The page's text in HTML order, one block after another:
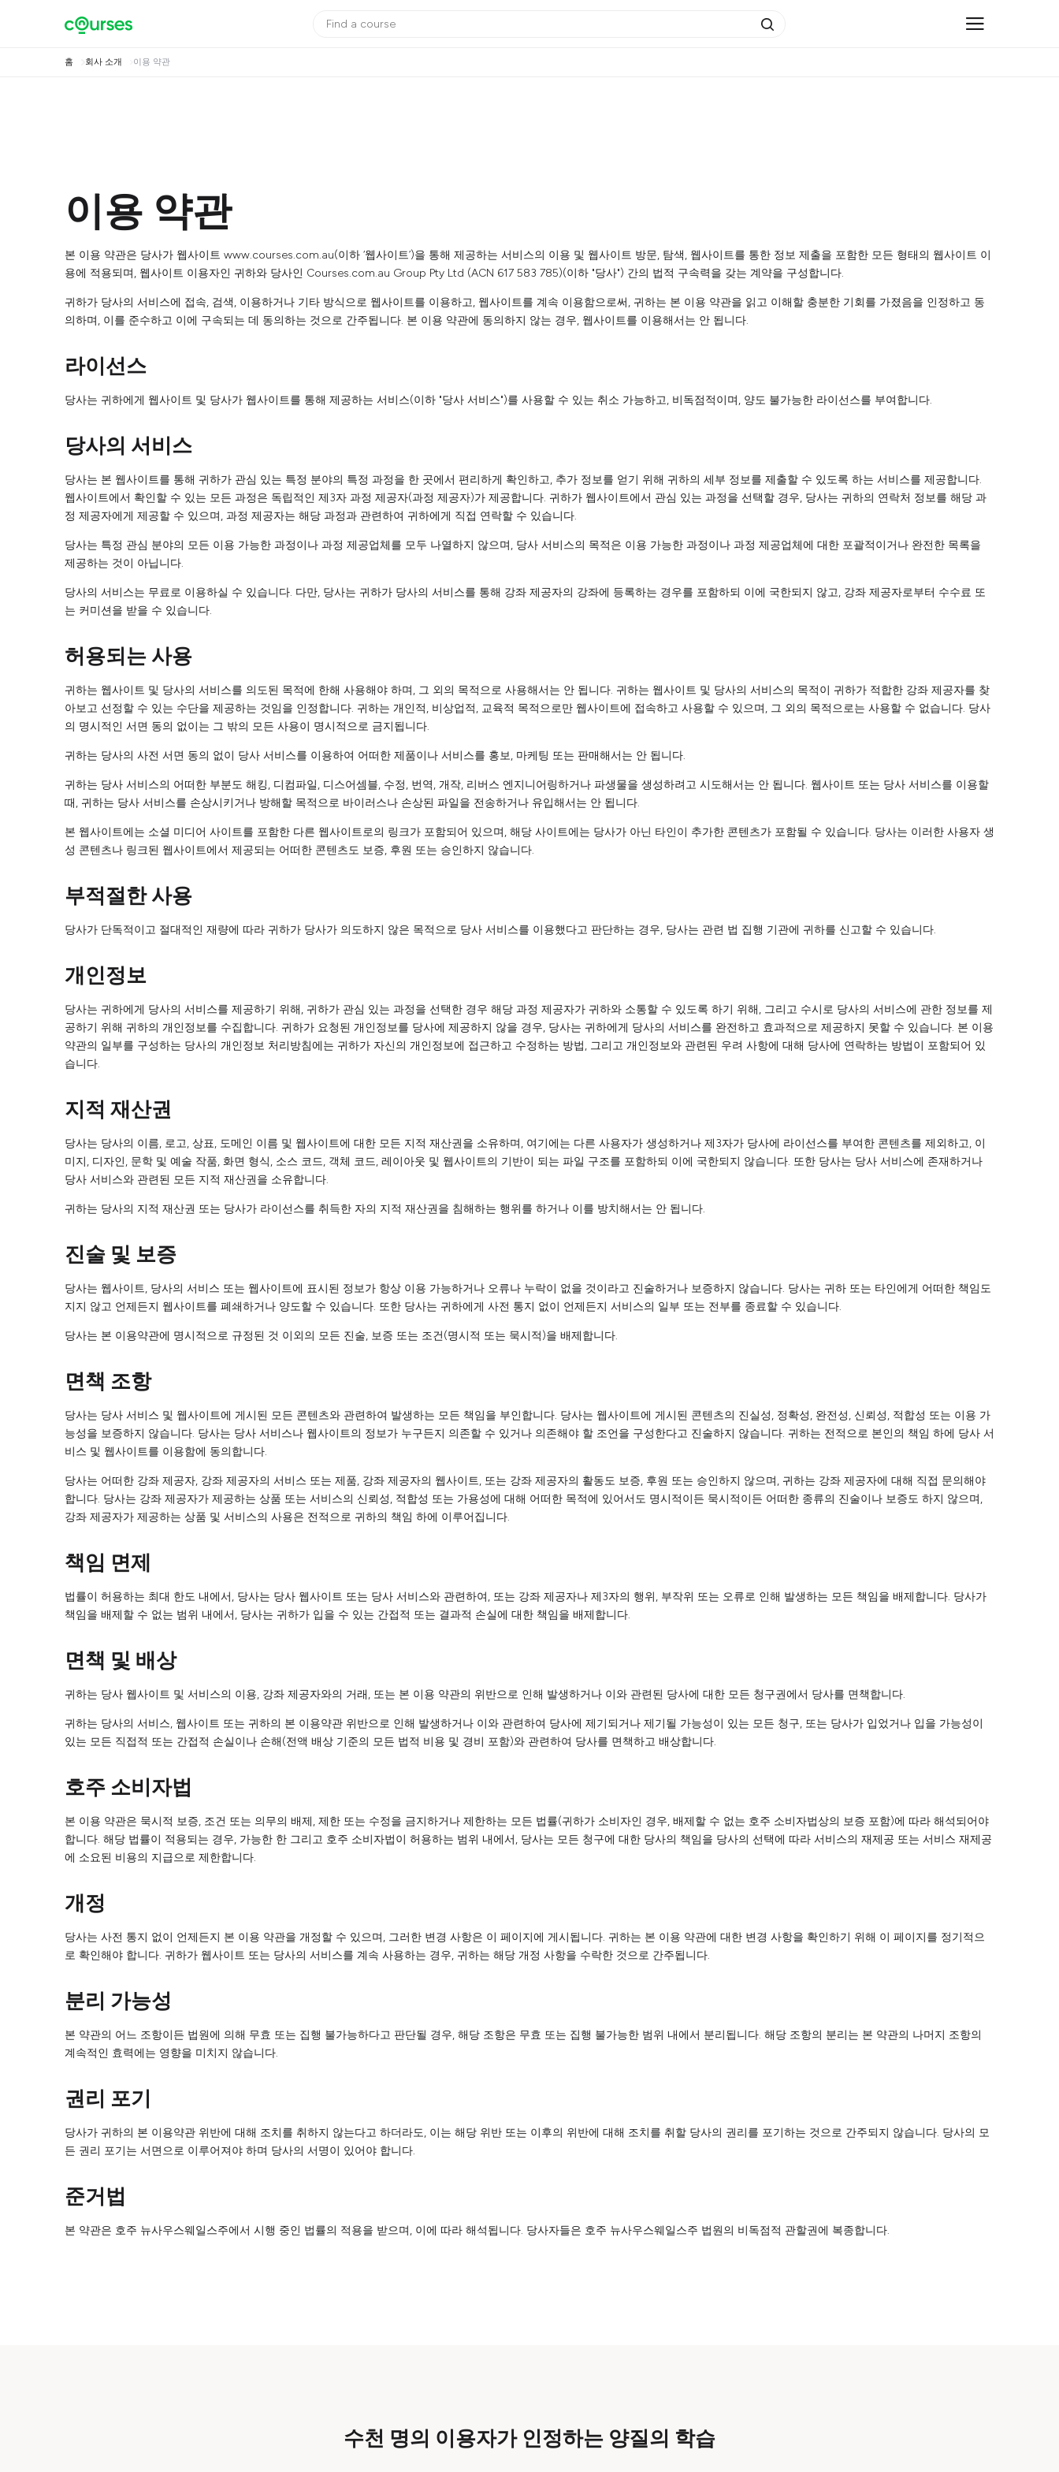
홈 회사 소개 이용 약관
이용 약관
본 이용 약관은 당사가 웹사이트 www.courses.com.au(이하 ‘웹사이트’)을 통해 제공하는 서비스의 이용 및 웹사이트 방문, 탐색, 웹사이트를 통한 정보 제출을 포함한 모든 형태의 웹사이트 이
용에 적용되며, 웹사이트 이용자인 귀하와 당사인 Courses.com.au Group Pty Ltd (ACN 617 583 785)(이하 "당사") 간의 법적 구속력을 갖는 계약을 구성합니다.
귀하가 당사의 서비스에 접속, 검색, 이용하거나 기타 방식으로 웹사이트를 이용하고, 웹사이트를 계속 이용함으로써, 귀하는 본 이용 약관을 읽고 이해할 충분한 기회를 가졌음을 인정하고 동
의하며, 이를 준수하고 이에 구속되는 데 동의하는 것으로 간주됩니다. 본 이용 약관에 동의하지 않는 경우, 웹사이트를 이용해서는 안 됩니다.
라이선스
당사는 귀하에게 웹사이트 및 당사가 웹사이트를 통해 제공하는 서비스(이하 "당사 서비스")를 사용할 수 있는 취소 가능하고, 비독점적이며, 양도 불가능한 라이선스를 부여합니다.
당사의 서비스
당사는 본 웹사이트를 통해 귀하가 관심 있는 특정 분야의 특정 과정을 한 곳에서 편리하게 확인하고, 추가 정보를 얻기 위해 귀하의 세부 정보를 제출할 수 있도록 하는 서비스를 제공합니다.
웹사이트에서 확인할 수 있는 모든 과정은 독립적인 제3자 과정 제공자(과정 제공자)가 제공합니다. 귀하가 웹사이트에서 관심 있는 과정을 선택할 경우, 당사는 귀하의 연락처 정보를 해당 과
정 제공자에게 제공할 수 있으며, 과정 제공자는 해당 과정과 관련하여 귀하에게 직접 연락할 수 있습니다.
당사는 특정 관심 분야의 모든 이용 가능한 과정이나 과정 제공업체를 모두 나열하지 않으며, 당사 서비스의 목적은 이용 가능한 과정이나 과정 제공업체에 대한 포괄적이거나 완전한 목록을
제공하는 것이 아닙니다.
당사의 서비스는 무료로 이용하실 수 있습니다. 다만, 당사는 귀하가 당사의 서비스를 통해 강좌 제공자의 강좌에 등록하는 경우를 포함하되 이에 국한되지 않고, 강좌 제공자로부터 수수료 또
는 커미션을 받을 수 있습니다.
허용되는 사용
귀하는 웹사이트 및 당사의 서비스를 의도된 목적에 한해 사용해야 하며, 그 외의 목적으로 사용해서는 안 됩니다. 귀하는 웹사이트 및 당사의 서비스의 목적이 귀하가 적합한 강좌 제공자를 찾
아보고 선정할 수 있는 수단을 제공하는 것임을 인정합니다. 귀하는 개인적, 비상업적, 교육적 목적으로만 웹사이트에 접속하고 사용할 수 있으며, 그 외의 목적으로는 사용할 수 없습니다. 당사
의 명시적인 서면 동의 없이는 그 밖의 모든 사용이 명시적으로 금지됩니다.
귀하는 당사의 사전 서면 동의 없이 당사 서비스를 이용하여 어떠한 제품이나 서비스를 홍보, 마케팅 또는 판매해서는 안 됩니다.
귀하는 당사 서비스의 어떠한 부분도 해킹, 디컴파일, 디스어셈블, 수정, 번역, 개작, 리버스 엔지니어링하거나 파생물을 생성하려고 시도해서는 안 됩니다. 웹사이트 또는 당사 서비스를 이용할
때, 귀하는 당사 서비스를 손상시키거나 방해할 목적으로 바이러스나 손상된 파일을 전송하거나 유입해서는 안 됩니다.
본 웹사이트에는 소셜 미디어 사이트를 포함한 다른 웹사이트로의 링크가 포함되어 있으며, 해당 사이트에는 당사가 아닌 타인이 추가한 콘텐츠가 포함될 수 있습니다. 당사는 이러한 사용자 생
성 콘텐츠나 링크된 웹사이트에서 제공되는 어떠한 콘텐츠도 보증, 후원 또는 승인하지 않습니다.
부적절한 사용
당사가 단독적이고 절대적인 재량에 따라 귀하가 당사가 의도하지 않은 목적으로 당사 서비스를 이용했다고 판단하는 경우, 당사는 관련 법 집행 기관에 귀하를 신고할 수 있습니다.
개인정보
당사는 귀하에게 당사의 서비스를 제공하기 위해, 귀하가 관심 있는 과정을 선택한 경우 해당 과정 제공자가 귀하와 소통할 수 있도록 하기 위해, 그리고 수시로 당사의 서비스에 관한 정보를 제
공하기 위해 귀하의 개인정보를 수집합니다. 귀하가 요청된 개인정보를 당사에 제공하지 않을 경우, 당사는 귀하에게 당사의 서비스를 완전하고 효과적으로 제공하지 못할 수 있습니다. 본 이용
약관의 일부를 구성하는 당사의 개인정보 처리방침에는 귀하가 자신의 개인정보에 접근하고 수정하는 방법, 그리고 개인정보와 관련된 우려 사항에 대해 당사에 연락하는 방법이 포함되어 있
습니다.
지적 재산권
당사는 당사의 이름, 로고, 상표, 도메인 이름 및 웹사이트에 대한 모든 지적 재산권을 소유하며, 여기에는 다른 사용자가 생성하거나 제3자가 당사에 라이선스를 부여한 콘텐츠를 제외하고, 이
미지, 디자인, 문학 및 예술 작품, 화면 형식, 소스 코드, 객체 코드, 레이아웃 및 웹사이트의 기반이 되는 파일 구조를 포함하되 이에 국한되지 않습니다. 또한 당사는 당사 서비스에 존재하거나
당사 서비스와 관련된 모든 지적 재산권을 소유합니다.
귀하는 당사의 지적 재산권 또는 당사가 라이선스를 취득한 자의 지적 재산권을 침해하는 행위를 하거나 이를 방치해서는 안 됩니다.
진술 및 보증
당사는 웹사이트, 당사의 서비스 또는 웹사이트에 표시된 정보가 항상 이용 가능하거나 오류나 누락이 없을 것이라고 진술하거나 보증하지 않습니다. 당사는 귀하 또는 타인에게 어떠한 책임도
지지 않고 언제든지 웹사이트를 폐쇄하거나 양도할 수 있습니다. 또한 당사는 귀하에게 사전 통지 없이 언제든지 서비스의 일부 또는 전부를 종료할 수 있습니다.
당사는 본 이용약관에 명시적으로 규정된 것 이외의 모든 진술, 보증 또는 조건(명시적 또는 묵시적)을 배제합니다.
면책 조항
당사는 당사 서비스 및 웹사이트에 게시된 모든 콘텐츠와 관련하여 발생하는 모든 책임을 부인합니다. 당사는 웹사이트에 게시된 콘텐츠의 진실성, 정확성, 완전성, 신뢰성, 적합성 또는 이용 가
능성을 보증하지 않습니다. 당사는 당사 서비스나 웹사이트의 정보가 누구든지 의존할 수 있거나 의존해야 할 조언을 구성한다고 진술하지 않습니다. 귀하는 전적으로 본인의 책임 하에 당사 서
비스 및 웹사이트를 이용함에 동의합니다.
당사는 어떠한 강좌 제공자, 강좌 제공자의 서비스 또는 제품, 강좌 제공자의 웹사이트, 또는 강좌 제공자의 활동도 보증, 후원 또는 승인하지 않으며, 귀하는 강좌 제공자에 대해 직접 문의해야
합니다. 당사는 강좌 제공자가 제공하는 상품 또는 서비스의 신뢰성, 적합성 또는 가용성에 대해 어떠한 목적에 있어서도 명시적이든 묵시적이든 어떠한 종류의 진술이나 보증도 하지 않으며,
강좌 제공자가 제공하는 상품 및 서비스의 사용은 전적으로 귀하의 책임 하에 이루어집니다.
책임 면제
법률이 허용하는 최대 한도 내에서, 당사는 당사 웹사이트 또는 당사 서비스와 관련하여, 또는 강좌 제공자나 제3자의 행위, 부작위 또는 오류로 인해 발생하는 모든 책임을 배제합니다. 당사가
책임을 배제할 수 없는 범위 내에서, 당사는 귀하가 입을 수 있는 간접적 또는 결과적 손실에 대한 책임을 배제합니다.
면책 및 배상
귀하는 당사 웹사이트 및 서비스의 이용, 강좌 제공자와의 거래, 또는 본 이용 약관의 위반으로 인해 발생하거나 이와 관련된 당사에 대한 모든 청구권에서 당사를 면책합니다.
귀하는 당사의 서비스, 웹사이트 또는 귀하의 본 이용약관 위반으로 인해 발생하거나 이와 관련하여 당사에 제기되거나 제기될 가능성이 있는 모든 청구, 또는 당사가 입었거나 입을 가능성이
있는 모든 직접적 또는 간접적 손실이나 손해(전액 배상 기준의 모든 법적 비용 및 경비 포함)와 관련하여 당사를 면책하고 배상합니다.
호주 소비자법
본 이용 약관은 묵시적 보증, 조건 또는 의무의 배제, 제한 또는 수정을 금지하거나 제한하는 모든 법률(귀하가 소비자인 경우, 배제할 수 없는 호주 소비자법상의 보증 포함)에 따라 해석되어야
합니다. 해당 법률이 적용되는 경우, 가능한 한 그리고 호주 소비자법이 허용하는 범위 내에서, 당사는 모든 청구에 대한 당사의 책임을 당사의 선택에 따라 서비스의 재제공 또는 서비스 재제공
에 소요된 비용의 지급으로 제한합니다.
개정
당사는 사전 통지 없이 언제든지 본 이용 약관을 개정할 수 있으며, 그러한 변경 사항은 이 페이지에 게시됩니다. 귀하는 본 이용 약관에 대한 변경 사항을 확인하기 위해 이 페이지를 정기적으
로 확인해야 합니다. 귀하가 웹사이트 또는 당사의 서비스를 계속 사용하는 경우, 귀하는 해당 개정 사항을 수락한 것으로 간주됩니다.
분리 가능성
본 약관의 어느 조항이든 법원에 의해 무효 또는 집행 불가능하다고 판단될 경우, 해당 조항은 무효 또는 집행 불가능한 범위 내에서 분리됩니다. 해당 조항의 분리는 본 약관의 나머지 조항의
계속적인 효력에는 영향을 미치지 않습니다.
권리 포기
당사가 귀하의 본 이용약관 위반에 대해 조치를 취하지 않는다고 하더라도, 이는 해당 위반 또는 이후의 위반에 대해 조치를 취할 당사의 권리를 포기하는 것으로 간주되지 않습니다. 당사의 모
든 권리 포기는 서면으로 이루어져야 하며 당사의 서명이 있어야 합니다.
준거법
본 약관은 호주 뉴사우스웨일스주에서 시행 중인 법률의 적용을 받으며, 이에 따라 해석됩니다. 당사자들은 호주 뉴사우스웨일스주 법원의 비독점적 관할권에 복종합니다.
수천 명의 이용자가 인정하는 양질의 학습